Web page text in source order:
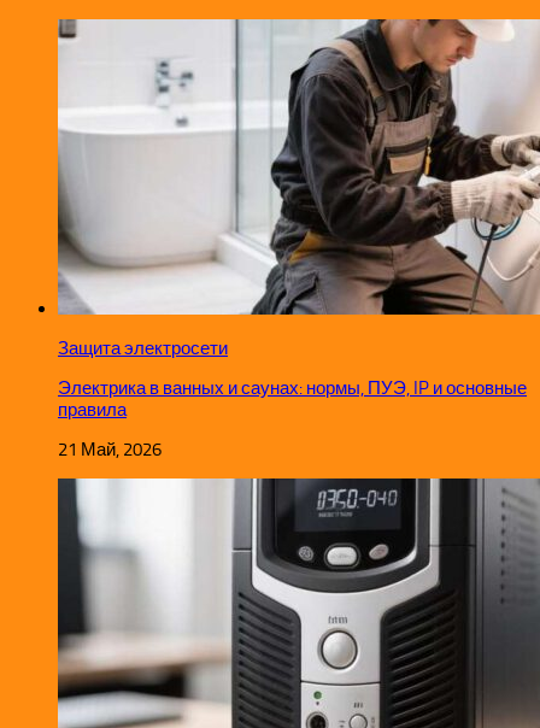
Защита электросети
Электрика в ванных и саунах: нормы, ПУЭ, IP и основные
правила
21 Май, 2026